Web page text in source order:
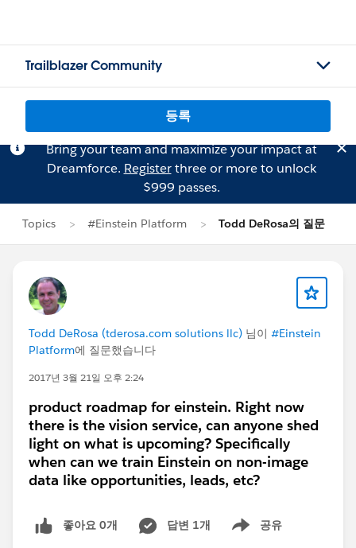
Trailblazer Community
등록
Bring your team and maximize your impact at
Dreamforce. Registerthree or more to unlock
$999 passes.
Topics #Einstein Platform Todd DeRosa의 질문
Todd DeRosa (tderosa.com solutions llc) 님이 #Einstein
Platform에 질문했습니다
2017년 3월 21일 오후 2:24
product roadmap for einstein. Right now
there is the vision service, can anyone shed
light on what is upcoming? Specifically
when can we train Einstein on non-image
data like opportunities, leads, etc?
좋아요 0개 답변 1개 공유
Show menu